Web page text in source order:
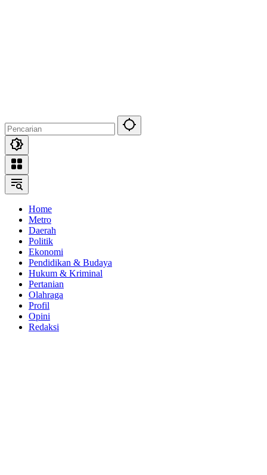
Home
Metro
Daerah
Politik
Ekonomi
Pendidikan & Budaya
Hukum & Kriminal
Pertanian
Olahraga
Profil
Opini
Redaksi